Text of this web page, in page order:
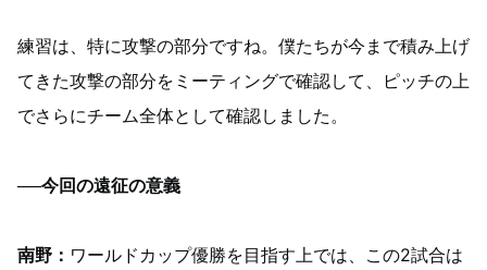
練習は、特に攻撃の部分ですね。僕たちが今まで積み上げ
てきた攻撃の部分をミーティングで確認して、ピッチの上
でさらにチーム全体として確認しました。
──今回の遠征の意義
南野 ： ワールドカップ優勝を目指す上では、この2試合は